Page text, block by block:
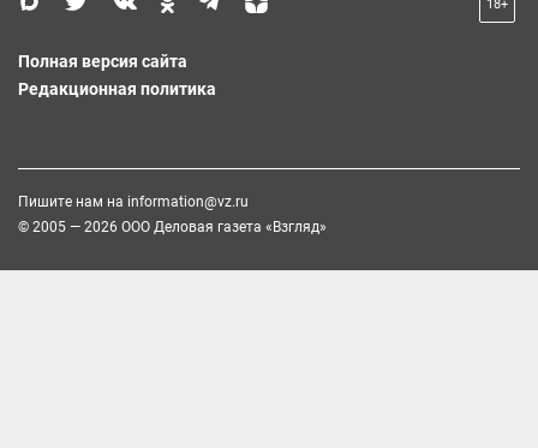
18+
Полная версия сайта
Редакционная политика
Пишите нам на information@vz.ru
© 2005 — 2026 ООО Деловая газета «Взгляд»